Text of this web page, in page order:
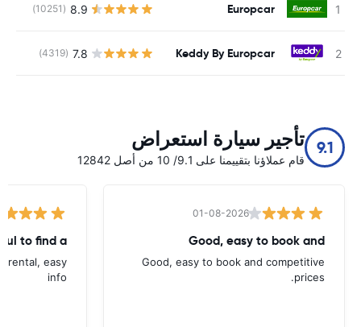
Europcar
8.9
(10251)
Keddy By Europcar
7.8
(4319)
9.1 تأجير سيارة استعراض
قام عملاؤنا بتقييمنا على 9.1/ 10 من أصل 12842
01-08-2026
Good, easy to book and
Good, easy to book and competitive
prices.
to find a
rental, easy
info